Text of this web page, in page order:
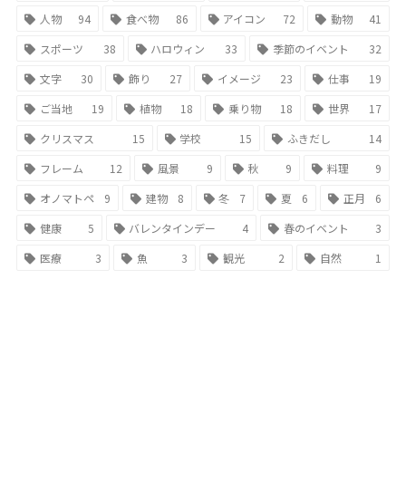
人物
94 食べ物 86 アイコン 72 動物
41
スポーツ
38 ハロウィン 33 季節のイベント
32
文字
30 飾り 27 イメージ 23 仕事
19
ご当地
19 植物 18 乗り物 18 世界
17
クリスマス
15 学校 15 ふきだし
14
フレーム
12 風景 9 秋 9 料理
9
オノマトペ
9 建物 8 冬 7 夏 6 正月
6
健康
5 バレンタインデー 4 春のイベント
3
医療
3 魚 3 観光 2 自然 1